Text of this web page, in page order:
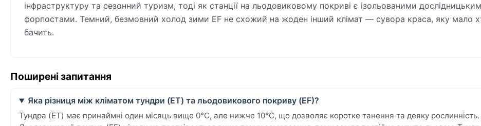
інфраструктуру та сезонний туризм, тоді як станції на льодовиковому покриві є ізольованими
форпостами. Темний, безмовний холод зими EF не схожий на жоден інший клімат — сувора краса, яку мало
бачить.
Поширені запитання
Яка різниця між кліматом тундри (ET) та льодовикового покриву (EF)?
Тундра (ET) має принаймні один місяць вище 0°C, але нижче 10°C, що дозволяє коротке танення та деяку рослинність.